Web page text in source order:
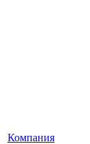
Компания